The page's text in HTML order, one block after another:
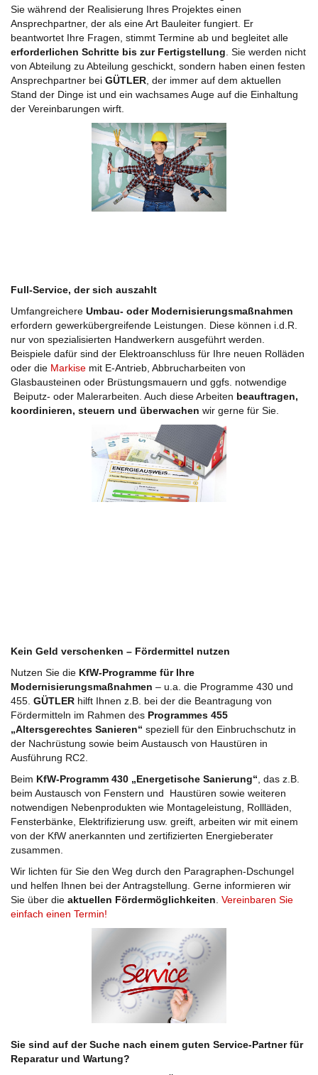
Sie während der Realisierung Ihres Projektes einen
Ansprechpartner, der als eine Art Bauleiter fungiert. Er
beantwortet Ihre Fragen, stimmt Termine ab und begleitet alle
erforderlichen Schritte bis zur Fertigstellung . Sie werden nicht
von Abteilung zu Abteilung geschickt, sondern haben einen festen
Ansprechpartner bei GÜTLER , der immer auf dem aktuellen
Stand der Dinge ist und ein wachsames Auge auf die Einhaltung
der Vereinbarungen wirft.
Full-Service, der sich auszahlt
Umfangreichere Umbau- oder Modernisierungsmaßnahmen
erfordern gewerkübergreifende Leistungen. Diese können i.d.R.
nur von spezialisierten Handwerkern ausgeführt werden.
Beispiele dafür sind der Elektroanschluss für Ihre neuen Rolläden
oder die Markise mit E-Antrieb, Abbrucharbeiten von
Glasbausteinen oder Brüstungsmauern und ggfs. notwendige
Beiputz- oder Malerarbeiten. Auch diese Arbeiten beauftragen,
koordinieren, steuern und überwachen wir gerne für Sie.
Kein Geld verschenken – Fördermittel nutzen
Nutzen Sie die KfW-Programme für Ihre
Modernisierungsmaßnahmen – u.a. die Programme 430 und
455. GÜTLER hilft Ihnen z.B. bei der die Beantragung von
Fördermitteln im Rahmen des Programmes 455
„Altersgerechtes Sanieren“ speziell für den Einbruchschutz in
der Nachrüstung sowie beim Austausch von Haustüren in
Ausführung RC2.
Beim KfW-Programm 430 „Energetische Sanierung“ , das z.B.
beim Austausch von Fenstern und Haustüren sowie weiteren
notwendigen Nebenprodukten wie Montageleistung, Rollläden,
Fensterbänke, Elektrifizierung usw. greift, arbeiten wir mit einem
von der KfW anerkannten und zertifizierten Energieberater
zusammen.
Wir lichten für Sie den Weg durch den Paragraphen-Dschungel
und helfen Ihnen bei der Antragstellung. Gerne informieren wir
Sie über die aktuellen Fördermöglichkeiten Vereinbaren Sie
einfach einen Termin!
Sie sind auf der Suche nach einem guten Service-Partner für
Reparatur und Wartung?